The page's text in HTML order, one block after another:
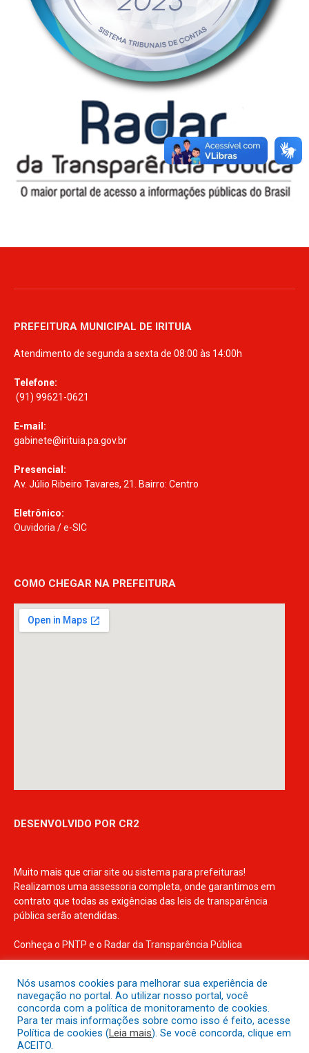
PREFEITURA MUNICIPAL DE IRITUIA
Atendimento de segunda a sexta de 08:00 às 14:00h
Telefone:
(91) 99621-0621
E-mail:
gabinete@irituia.pa.gov.br
Presencial:
Av. Júlio Ribeiro Tavares, 21. Bairro: Centro
Eletrônico:
Ouvidoria /e-SIC
COMO CHEGAR NA PREFEITURA
DESENVOLVIDO POR CR2
Muito mais que criar site ou sistema para prefeituras!
Realizamos uma assessoria completa, onde garantimos em
contrato que todas as exigências das leis de transparência
pública serão atendidas.
Conheça o PNTP e o Radar da Transparência Pública
Todos os direitos reservados a Prefeitura Municipal de Irituia
Mapa do Site
Nós usamos cookies para melhorar sua experiência de
navegação no portal. Ao utilizar nosso portal, você
concorda com a política de monitoramento de cookies.
Para ter mais informações sobre como isso é feito, acesse
Política de cookies (Leia mais). Se você concorda, clique em
ACEITO.